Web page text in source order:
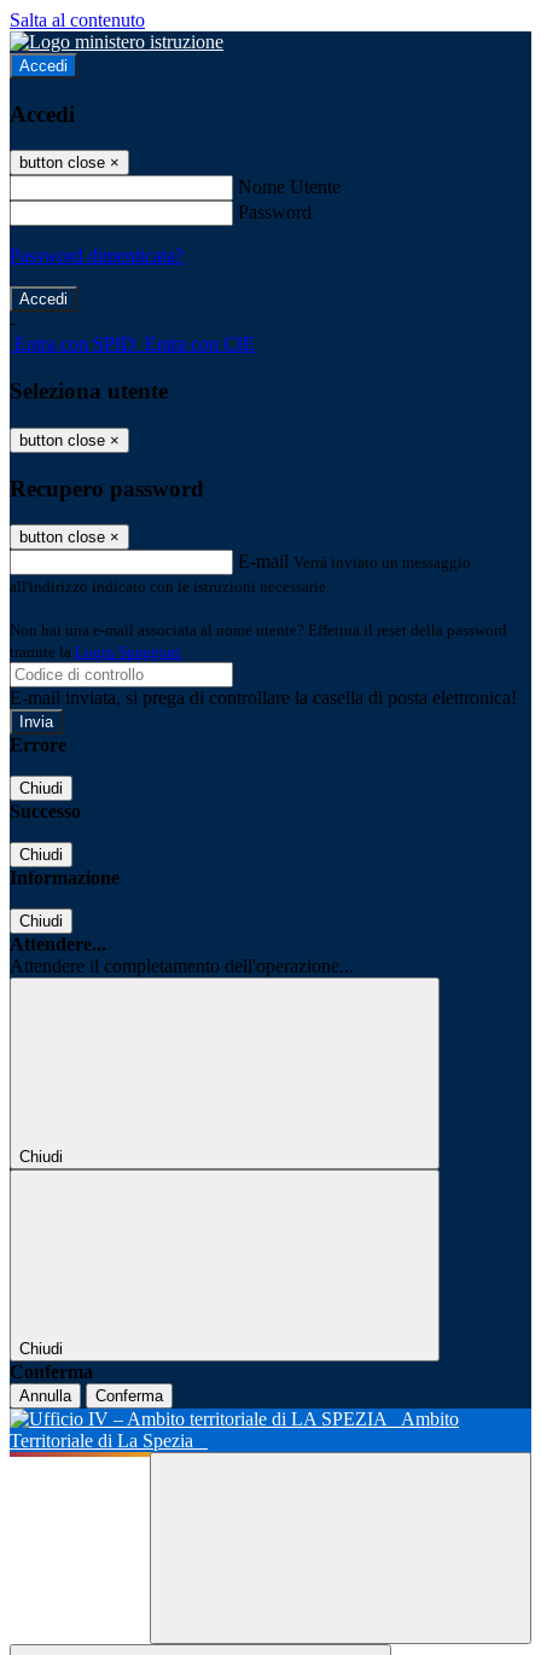
Salta al contenuto
Accedi
Accedi
button close ×
Nome Utente
Password
Password dimenticata?
-
Entra con SPID Entra con CIE
Seleziona utente
button close ×
Recupero password
button close ×
E-mail Verrà inviato un messaggio
all'indirizzo indicato con le istruzioni necessarie.
Non hai una e-mail associata al nome utente? Effettua il reset della password
tramite la Login Spaggiari
E-mail inviata, si prega di controllare la casella di posta elettronica!
Errore
Chiudi
Successo
Chiudi
Informazione
Chiudi
Attendere...
Attendere il completamento dell'operazione...
Chiudi
Chiudi
Conferma
Annulla Conferma
Ambito
Territoriale di La Spezia